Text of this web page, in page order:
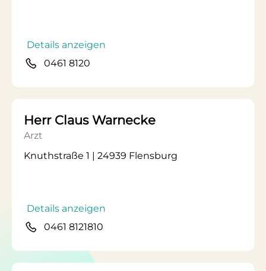
Details anzeigen
0461 8120
Herr Claus Warnecke
Arzt
Knuthstraße 1 | 24939 Flensburg
Details anzeigen
0461 8121810